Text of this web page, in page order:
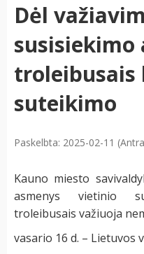
Dėl
susisiekimo
troleibusais
suteikimo
Paskelbta: 2025-02-11
Kauno miesto
asmenys vietinio
troleibusais važiuoja
vasario 16 d. – Lietuvos